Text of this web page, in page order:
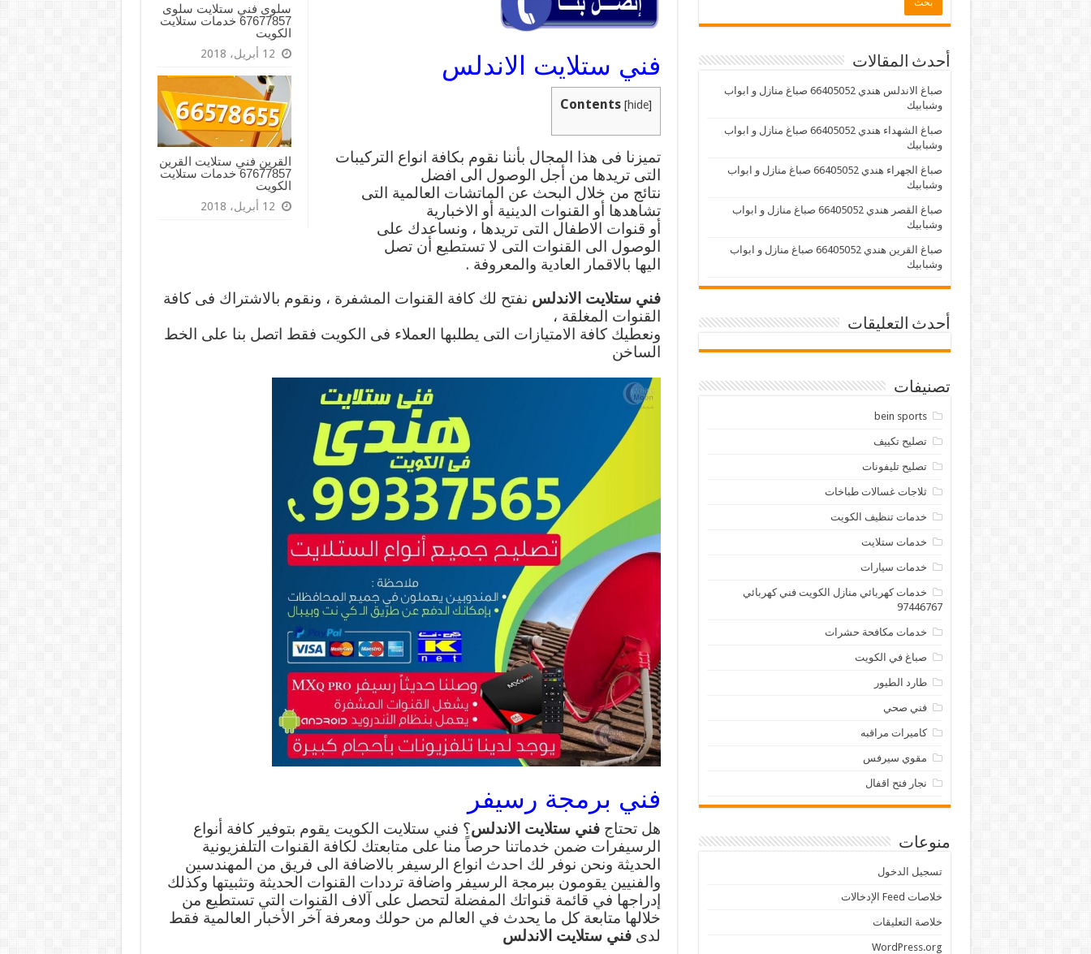
سلوى فني ستلايت سلوى
67677857 خدمات ستلايت
الكويت
12 أبريل، 2018
القرين فني ستلايت القرين
67677857 خدمات ستلايت
الكويت
12 أبريل، 2018
فني ستلايت الاندلس
Contents [hide]
تميزنا فى هذا المجال بأننا نقوم بكافة انواع التركيبات
التى تريدها من أجل الوصول الى افضل
نتائج من خلال البحث عن الماتشات العالمية التى
تشاهدها أو القنوات الدينية أو الاخبارية
أو قنوات الاطفال التى تريدها ، ونساعدك على
الوصول الى القنوات التى لا تستطيع أن تصل
اليها بالاقمار العادية والمعروفة .
فني ستلايت الاندلس نفتح لك كافة القنوات المشفرة ، ونقوم بالاشتراك فى كافة
القنوات المغلقة ،
ونعطيك كافة الامتيازات التى يطلبها العملاء فى الكويت فقط اتصل بنا على الخط
الساخن
فني برمجة رسيفر
هل تحتاجفني ستلايت الاندلس؟ فني ستلايت الكويت يقوم بتوفير كافة أنواع
الرسيفرات ضمن خدماتنا حرصاً منا على متابعتك لكافة القنوات التلفزيونية
الحديثة ونحن نوفر لك احدث انواع الرسيفر بالاضافة الى فريق من المهندسين
والفنيين يقومون ببرمجة الرسيفر واضافة ترددات القنوات الحديثة وتثبيتها وكذلك
إدراجها في قائمة قنواتك المفضلة لتحصل على آلاف القنوات التي تستطيع من
خلالها متابعة كل ما يحدث في العالم من حولك ومعرفة آخر الأخبار العالمية فقط
لدىفني ستلايت الاندلس
أحدث المقالات
صباغ الاندلس هندي 66405052 صباغ منازل و ابواب
وشبابيك
صباغ الشهداء هندي 66405052 صباغ منازل و ابواب
وشبابيك
صباغ الجهراء هندي 66405052 صباغ منازل و ابواب
وشبابيك
صباغ القصر هندي 66405052 صباغ منازل و ابواب
وشبابيك
صباغ القرين هندي 66405052 صباغ منازل و ابواب
وشبابيك
أحدث التعليقات
تصنيفات
bein sports
تصليح تكييف
تصليح تليفونات
ثلاجات غسالات طباخات
خدمات تنظيف الكويت
خدمات ستلايت
خدمات سيارات
خدمات كهربائي منازل الكويت فني كهربائي
97446767
خدمات مكافحة حشرات
صباغ في الكويت
طارد الطيور
فني صحي
كاميرات مراقبه
مقوي سيرفس
نجار فتح اقفال
منوعات
تسجيل الدخول
خلاصات Feed الإدخالات
خلاصة التعليقات
WordPress.org